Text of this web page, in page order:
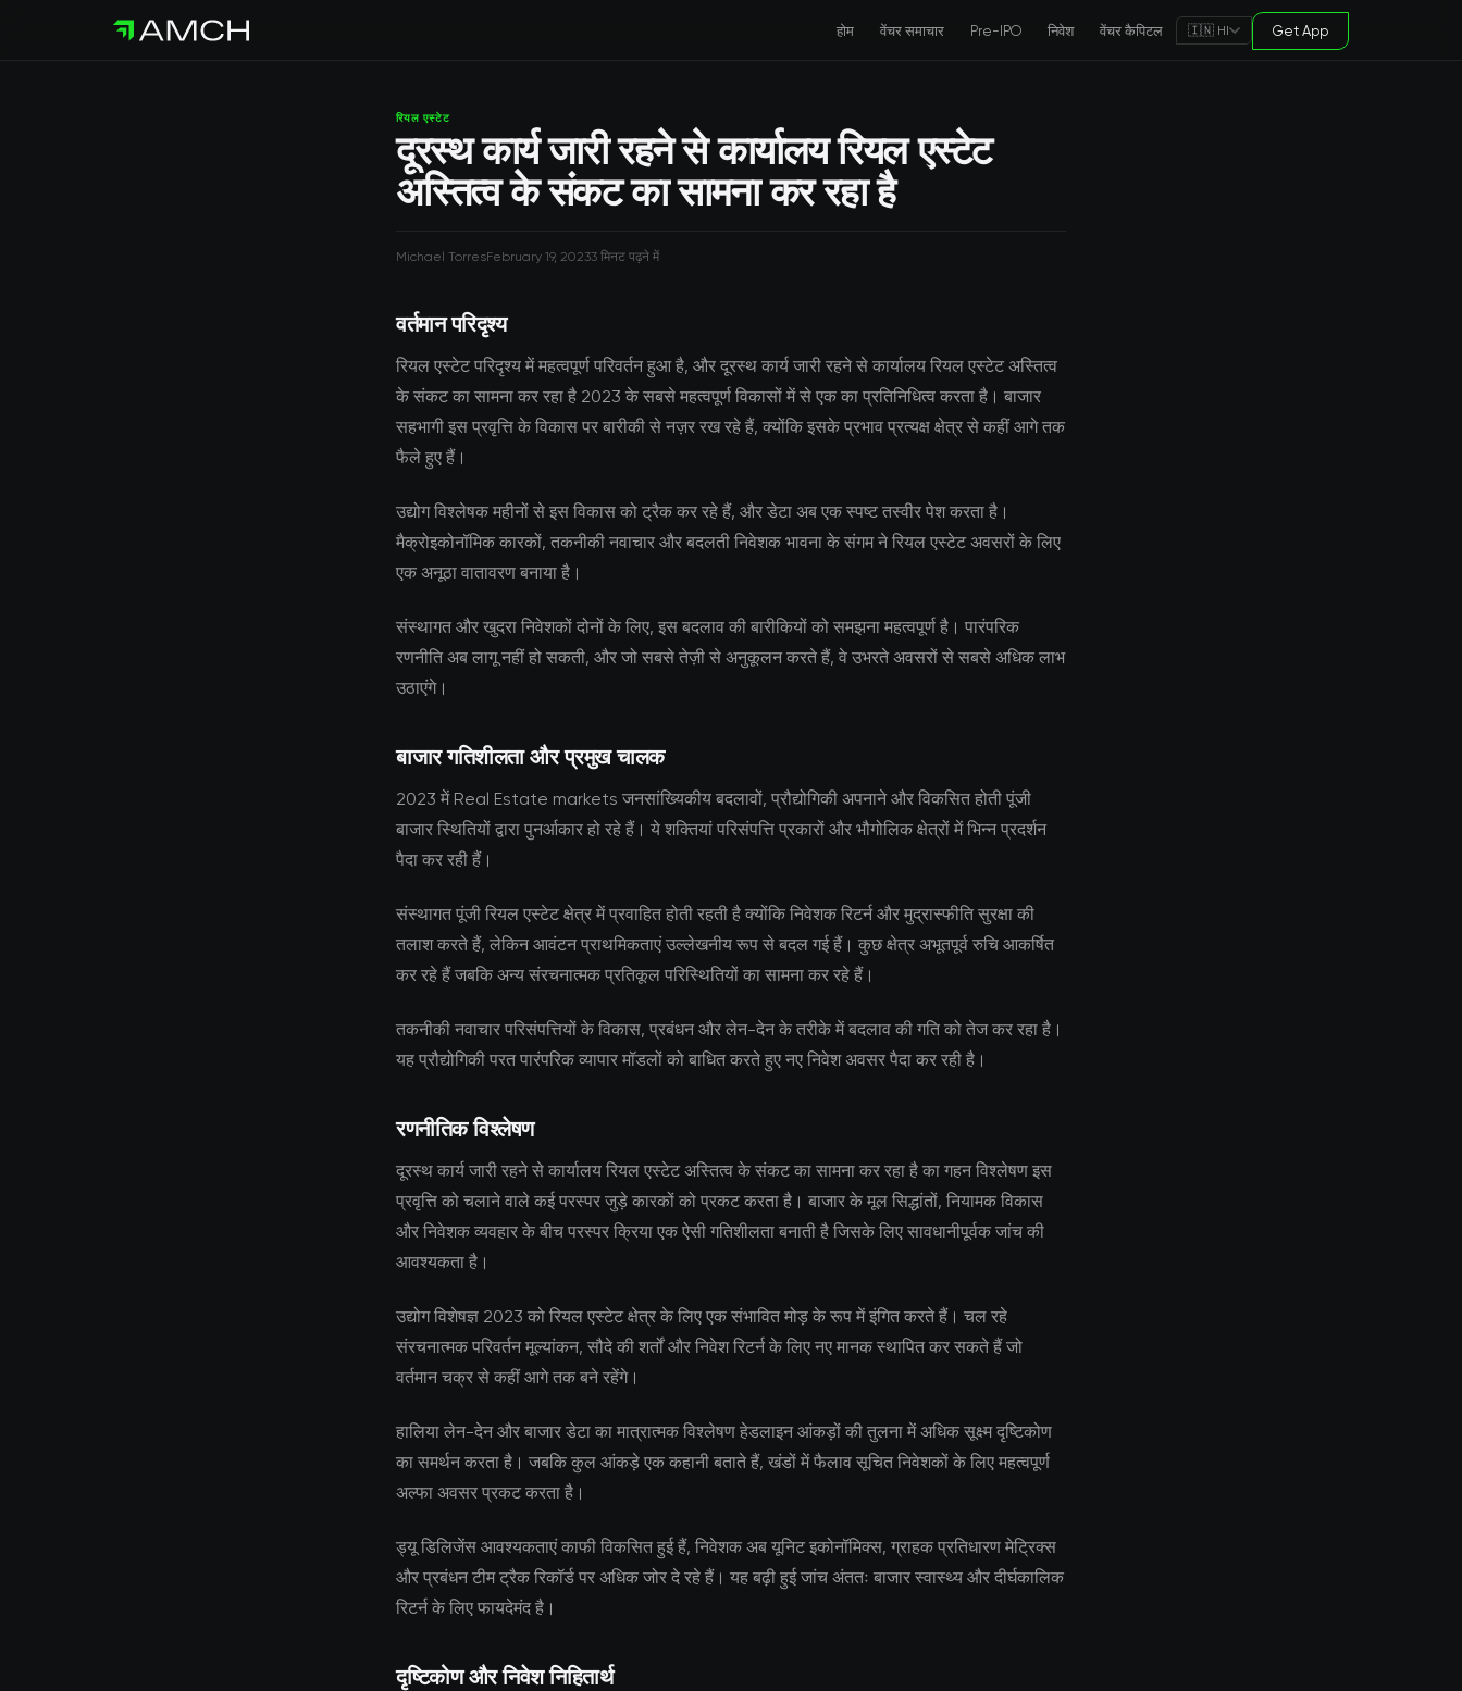
होम वेंचर समाचार Pre-IPO निवेश वेंचर कैपिटल 🇮🇳 HI Get App
रियल एस्टेट
दूरस्थ कार्य जारी रहने से कार्यालय रियल एस्टेट
अस्तित्व के संकट का सामना कर रहा है
Michael TorresFebruary 19, 20233 मिनट पढ़ने में
वर्तमान परिदृश्य
रियल एस्टेट परिदृश्य में महत्वपूर्ण परिवर्तन हुआ है, और दूरस्थ कार्य जारी रहने से कार्यालय रियल एस्टेट अस्तित्व
के संकट का सामना कर रहा है 2023 के सबसे महत्वपूर्ण विकासों में से एक का प्रतिनिधित्व करता है। बाजार
सहभागी इस प्रवृत्ति के विकास पर बारीकी से नज़र रख रहे हैं, क्योंकि इसके प्रभाव प्रत्यक्ष क्षेत्र से कहीं आगे तक
फैले हुए हैं।
उद्योग विश्लेषक महीनों से इस विकास को ट्रैक कर रहे हैं, और डेटा अब एक स्पष्ट तस्वीर पेश करता है।
मैक्रोइकोनॉमिक कारकों, तकनीकी नवाचार और बदलती निवेशक भावना के संगम ने रियल एस्टेट अवसरों के लिए
एक अनूठा वातावरण बनाया है।
संस्थागत और खुदरा निवेशकों दोनों के लिए, इस बदलाव की बारीकियों को समझना महत्वपूर्ण है। पारंपरिक
रणनीति अब लागू नहीं हो सकती, और जो सबसे तेज़ी से अनुकूलन करते हैं, वे उभरते अवसरों से सबसे अधिक लाभ
उठाएंगे।
बाजार गतिशीलता और प्रमुख चालक
2023 में Real Estate markets जनसांख्यिकीय बदलावों, प्रौद्योगिकी अपनाने और विकसित होती पूंजी
बाजार स्थितियों द्वारा पुनर्आकार हो रहे हैं। ये शक्तियां परिसंपत्ति प्रकारों और भौगोलिक क्षेत्रों में भिन्न प्रदर्शन
पैदा कर रही हैं।
संस्थागत पूंजी रियल एस्टेट क्षेत्र में प्रवाहित होती रहती है क्योंकि निवेशक रिटर्न और मुद्रास्फीति सुरक्षा की
तलाश करते हैं, लेकिन आवंटन प्राथमिकताएं उल्लेखनीय रूप से बदल गई हैं। कुछ क्षेत्र अभूतपूर्व रुचि आकर्षित
कर रहे हैं जबकि अन्य संरचनात्मक प्रतिकूल परिस्थितियों का सामना कर रहे हैं।
तकनीकी नवाचार परिसंपत्तियों के विकास, प्रबंधन और लेन-देन के तरीके में बदलाव की गति को तेज कर रहा है।
यह प्रौद्योगिकी परत पारंपरिक व्यापार मॉडलों को बाधित करते हुए नए निवेश अवसर पैदा कर रही है।
रणनीतिक विश्लेषण
दूरस्थ कार्य जारी रहने से कार्यालय रियल एस्टेट अस्तित्व के संकट का सामना कर रहा है का गहन विश्लेषण इस
प्रवृत्ति को चलाने वाले कई परस्पर जुड़े कारकों को प्रकट करता है। बाजार के मूल सिद्धांतों, नियामक विकास
और निवेशक व्यवहार के बीच परस्पर क्रिया एक ऐसी गतिशीलता बनाती है जिसके लिए सावधानीपूर्वक जांच की
आवश्यकता है।
उद्योग विशेषज्ञ 2023 को रियल एस्टेट क्षेत्र के लिए एक संभावित मोड़ के रूप में इंगित करते हैं। चल रहे
संरचनात्मक परिवर्तन मूल्यांकन, सौदे की शर्तों और निवेश रिटर्न के लिए नए मानक स्थापित कर सकते हैं जो
वर्तमान चक्र से कहीं आगे तक बने रहेंगे।
हालिया लेन-देन और बाजार डेटा का मात्रात्मक विश्लेषण हेडलाइन आंकड़ों की तुलना में अधिक सूक्ष्म दृष्टिकोण
का समर्थन करता है। जबकि कुल आंकड़े एक कहानी बताते हैं, खंडों में फैलाव सूचित निवेशकों के लिए महत्वपूर्ण
अल्फा अवसर प्रकट करता है।
ड्यू डिलिजेंस आवश्यकताएं काफी विकसित हुई हैं, निवेशक अब यूनिट इकोनॉमिक्स, ग्राहक प्रतिधारण मेट्रिक्स
और प्रबंधन टीम ट्रैक रिकॉर्ड पर अधिक जोर दे रहे हैं। यह बढ़ी हुई जांच अंततः बाजार स्वास्थ्य और दीर्घकालिक
रिटर्न के लिए फायदेमंद है।
दृष्टिकोण और निवेश निहितार्थ